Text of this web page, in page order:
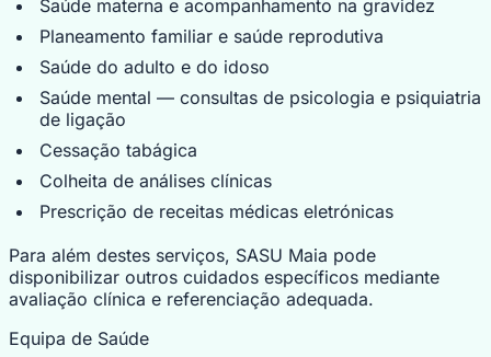
Saúde materna e acompanhamento na gravidez
Planeamento familiar e saúde reprodutiva
Saúde do adulto e do idoso
Saúde mental — consultas de psicologia e psiquiatria
de ligação
Cessação tabágica
Colheita de análises clínicas
Prescrição de receitas médicas eletrónicas
Para além destes serviços, SASU Maia pode
disponibilizar outros cuidados específicos mediante
avaliação clínica e referenciação adequada.
Equipa de Saúde